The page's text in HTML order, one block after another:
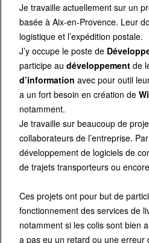
Je travaille actuellement sur un
basée à Aix-en-Provence. Leur
logistique et l’expédition postale.
J’y occupe le poste de
participe au développement de
d’information avec pour outil
a un fort besoin en création de
notamment.
Je travaille sur beaucoup de
collaborateurs de l’entreprise.
développement de logiciels de
de trajets transporteurs ou
Ces projets ont pour but de
fonctionnement des services de
notamment si les colis sont bien
a pas eu un retard ou une erreur